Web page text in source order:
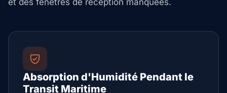
et des fenêtres de réception manquées.
Absorption d'Humidité Pendant le
Transit Maritime